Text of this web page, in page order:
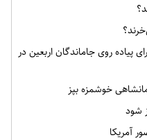
پیاده روی جاماندگان اربعین در
خوشمزه بپز
شود
آمریکا